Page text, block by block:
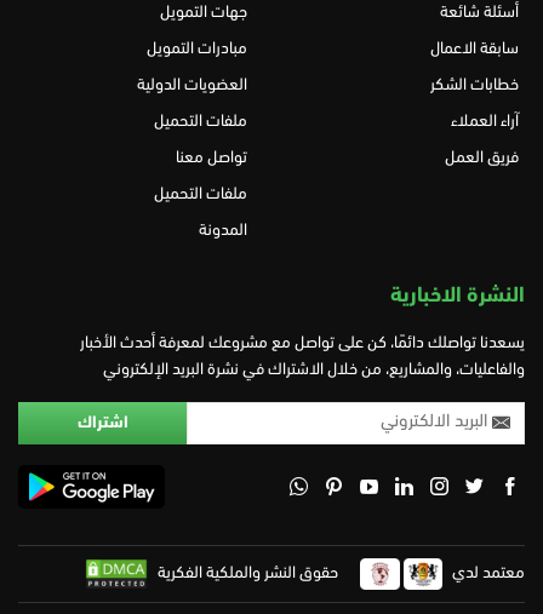
أسئلة شائعة
سابقة الاعمال
خطابات الشكر
آراء العملاء
فريق العمل
جهات التمويل
مبادرات التمويل
العضويات الدولية
ملفات التحميل
تواصل معنا
ملفات التحميل
المدونة
النشرة الاخبارية
يسعدنا تواصلك دائمًا، كن على تواصل مع مشروعك لمعرفة أحدث الأخبار
والفاعليات، والمشاريع، من خلال الاشتراك في نشرة البريد الإلكتروني
معتمد لدي حقوق النشر والملكية الفكرية